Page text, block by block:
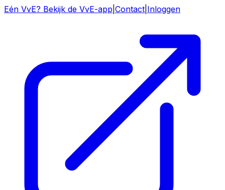
Eén VvE? Bekijk de VvE-app Contact Inloggen